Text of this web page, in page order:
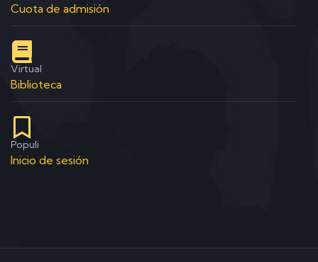
Cuota de admisión
Virtual
Biblioteca
Populi
Inicio de sesión